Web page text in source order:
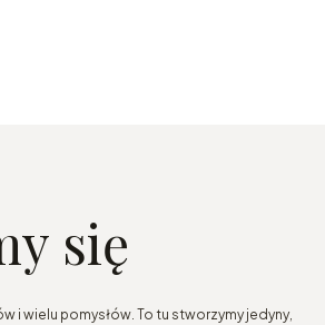
się
i wielu pomysłów. To tu stworzymy jedyny,